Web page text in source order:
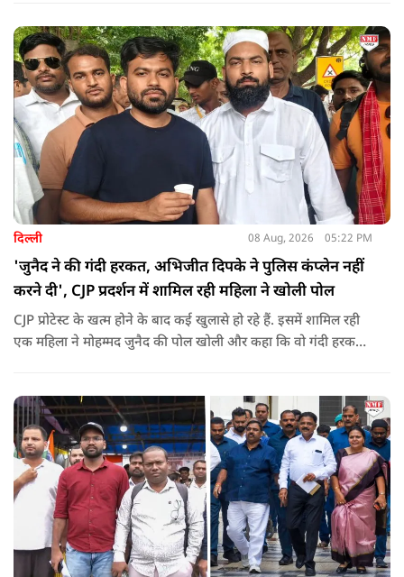
दिल्ली 08 Aug, 2026 05:22 PM
'जुनैद ने की गंदी हरकत, अभिजीत दिपके ने पुलिस कंप्लेन नहीं
करने दी', CJP प्रदर्शन में शामिल रही महिला ने खोली पोल
CJP प्रोटेस्ट के खत्म होने के बाद कई खुलासे हो रहे हैं. इसमें शामिल रही
एक महिला ने मोहम्मद जुनैद की पोल खोली और कहा कि वो गंदी हरकतें
दिया.